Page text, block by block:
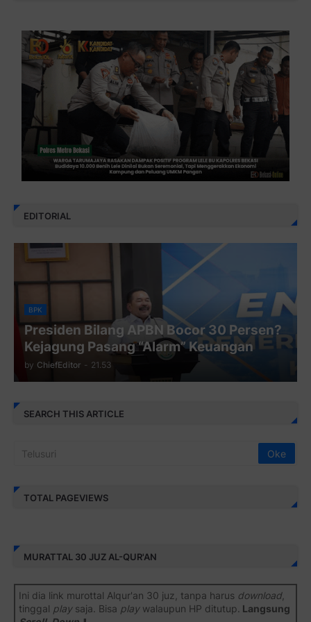
EDITORIAL
BPK
Presiden Bilang APBN Bocor 30 Persen?
Kejagung Pasang “Alarm” Keuangan
by ChiefEditor - 21.53
SEARCH THIS ARTICLE
TOTAL PAGEVIEWS
MURATTAL 30 JUZ AL-QUR'AN
Ini dia link murottal Alqur'an 30 juz, tanpa harus download,
tinggal playsaja. Bisa playwalaupun HP ditutup. Langsung